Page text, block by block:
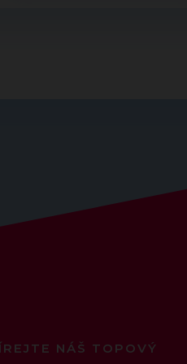
NÁŠ TOPOVÝ